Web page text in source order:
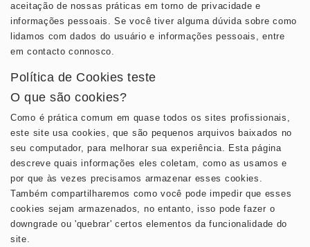
aceitação de nossas práticas em torno de privacidade e
informações pessoais. Se você tiver alguma dúvida sobre como
lidamos com dados do usuário e informações pessoais, entre
em contacto connosco.
Política de Cookies teste
O que são cookies?
Como é prática comum em quase todos os sites profissionais,
este site usa cookies, que são pequenos arquivos baixados no
seu computador, para melhorar sua experiência. Esta página
descreve quais informações eles coletam, como as usamos e
por que às vezes precisamos armazenar esses cookies.
Também compartilharemos como você pode impedir que esses
cookies sejam armazenados, no entanto, isso pode fazer o
downgrade ou 'quebrar' certos elementos da funcionalidade do
site.